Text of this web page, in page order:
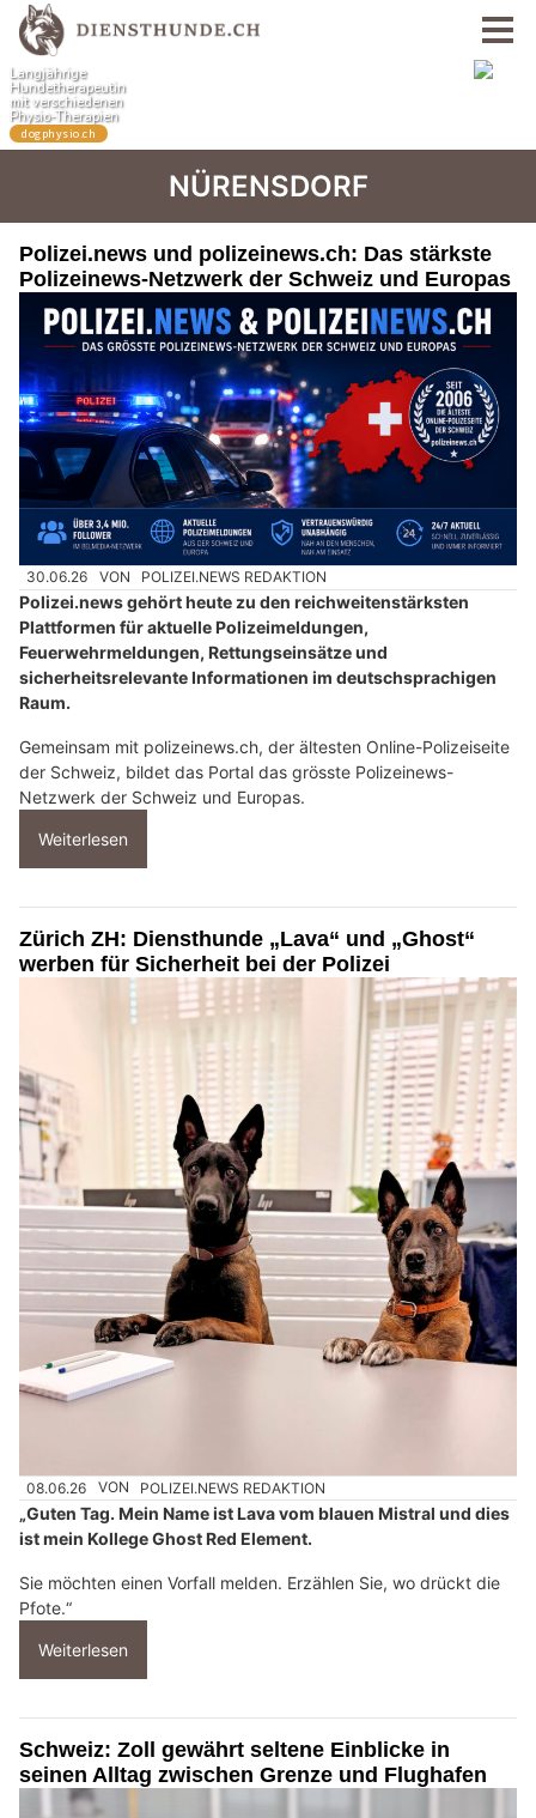
NÜRENSDORF
Polizei.news und polizeinews.ch: Das stärkste
Polizeinews-Netzwerk der Schweiz und Europas
30.06.26 VON POLIZEI.NEWS REDAKTION
Polizei.news gehört heute zu den reichweitenstärksten
Plattformen für aktuelle Polizeimeldungen,
Feuerwehrmeldungen, Rettungseinsätze und
sicherheitsrelevante Informationen im deutschsprachigen
Raum.
Gemeinsam mit polizeinews.ch, der ältesten Online-Polizeiseite
der Schweiz, bildet das Portal das grösste Polizeinews-
Netzwerk der Schweiz und Europas.
Weiterlesen
Zürich ZH: Diensthunde „Lava“ und „Ghost“
werben für Sicherheit bei der Polizei
08.06.26 VON POLIZEI.NEWS REDAKTION
„Guten Tag. Mein Name ist Lava vom blauen Mistral und dies
ist mein Kollege Ghost Red Element.
Sie möchten einen Vorfall melden. Erzählen Sie, wo drückt die
Pfote.“
Weiterlesen
Schweiz: Zoll gewährt seltene Einblicke in
seinen Alltag zwischen Grenze und Flughafen